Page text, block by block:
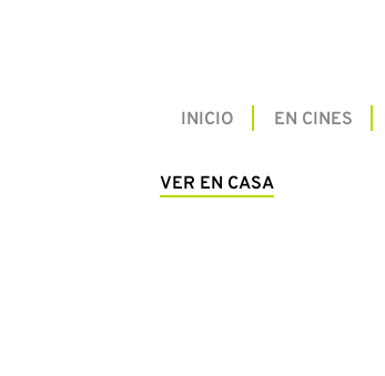
INICIO EN CINES
VER EN CASA